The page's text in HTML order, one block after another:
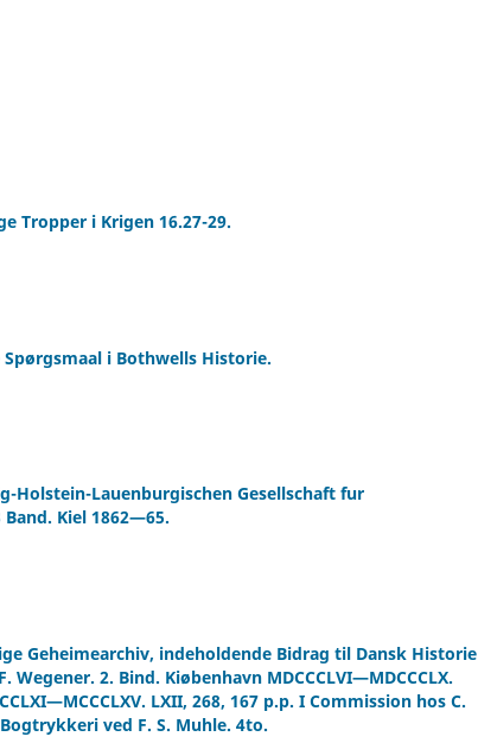
Tropper i Krigen 16.27-29.
i Bothwells Historie.
Holstein-Lauenburgischen Gesellschaft fur
Kiel 1862—65.
Geheimearchiv, indeholdende Bidrag til Dansk Historie
2. Bind. Kiøbenhavn MDCCCLVI—MDCCCLX.
LXII, 268, 167 p.p. I Commission hos C.
ved F. S. Muhle. 4to.